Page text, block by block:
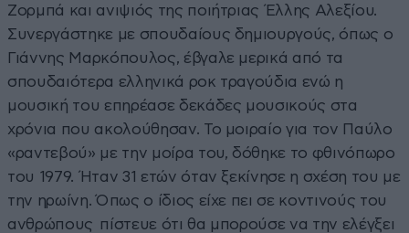
Ζορμπά και ανιψιός της ποιήτριας Έλλης Αλεξίου.
Συνεργάστηκε με σπουδαίους δημιουργούς, όπως ο
Γιάννης Μαρκόπουλος, έβγαλε μερικά από τα
σπουδαιότερα ελληνικά ροκ τραγούδια ενώ η
μουσική του επηρέασε δεκάδες μουσικούς στα
χρόνια που ακολούθησαν. Το μοιραίο για τον Παύλο
«ραντεβού» με την μοίρα του, δόθηκε το φθινόπωρο
του 1979. Ήταν 31 ετών όταν ξεκίνησε η σχέση του με
την ηρωίνη. Όπως ο ίδιος είχε πει σε κοντινούς του
ανθρώπους πίστευε ότι θα μπορούσε να την ελέγξει